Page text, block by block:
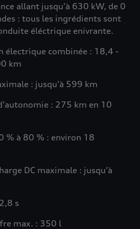
allant jusqu'à 630 kW, de 0
: tous les ingrédients sont
éléctrique enivrante.
électrique combinée : 18,4 -
km
: jusqu’à 599 km
: 275 km en 10
% à 80 % : environ 18
DC maximale : jusqu’à
s
max. : 350 l